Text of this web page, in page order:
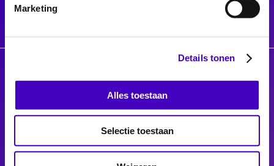
Marketing
Details tonen
Alles toestaan
Selectie toestaan
Privacyverklaring
Toegankelijkheidsverklaring
Voor gemeenten
Werken bij RADAR